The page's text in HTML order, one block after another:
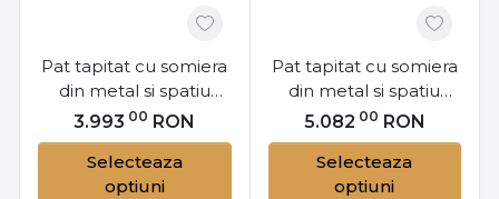
Pat tapitat cu somiera
din metal si spatiu
pentru depozitare,
140x200 cm, Caramel
M142, Eltap
3.993 00 RON
Selecteaza
optiuni
Pat tapitat cu somiera
din metal si spatiu
pentru depozitare,
200x200 cm, Caramel
M201, Eltap
5.082 00 RON
Selecteaza
optiuni